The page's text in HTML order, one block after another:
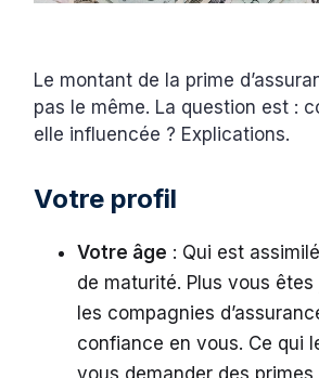
Le montant de la prime
pas le même. La question est :
elle influencée ? Explications.
Votre profil
Votre âge : Qui est
de maturité. Plus vous êtes
les compagnies
confiance en vous. Ce qui
vous demander des primes